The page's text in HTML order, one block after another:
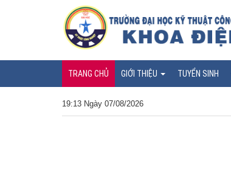
TRANG CHỦ GIỚI THIỆU TUYỂN SINH
19:13 Ngày 07/08/2026